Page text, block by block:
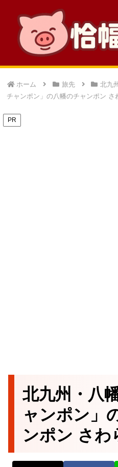
ホーム 旅先 北九
チャンポン」の八幡のチャンポン さ
PR
北九州・八
ャンポン」
ンポン さわ